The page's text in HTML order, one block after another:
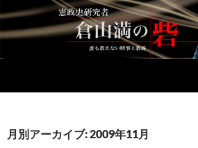
テ
ン
へ
ッ
月別アーカイブ: 2009年11月